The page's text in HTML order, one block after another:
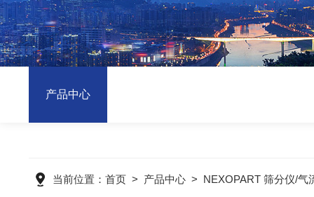
产品中心
当前位置： 首页> 产品中心> NEXOPART 筛分仪/气